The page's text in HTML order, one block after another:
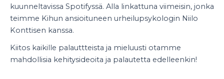
kuunneltavissa Spotifyssä. Alla linkattuna viimeisin, jonka
teimme Kihun ansioituneen urheilupsykologin Niilo
Konttisen kanssa.
Kiitos kaikille palauttteista ja mieluusti otamme
mahdollisia kehitysideoita ja palautetta edelleenkin!